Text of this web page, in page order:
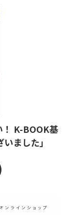
！ K-BOOK基
ました」